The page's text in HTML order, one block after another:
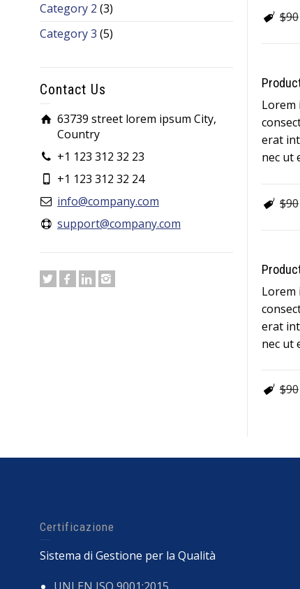
$90
Lorem
erat
nec ut
$90
Lorem
erat
nec ut
$90
Category 2 (3)
Category 3 (5)
Contact Us
63739 street lorem ipsum City,
Country
+1 123 312 32 23
+1 123 312 32 24
info@company.com
support@company.com
Certificazione
Sistema di Gestione per la Qualità